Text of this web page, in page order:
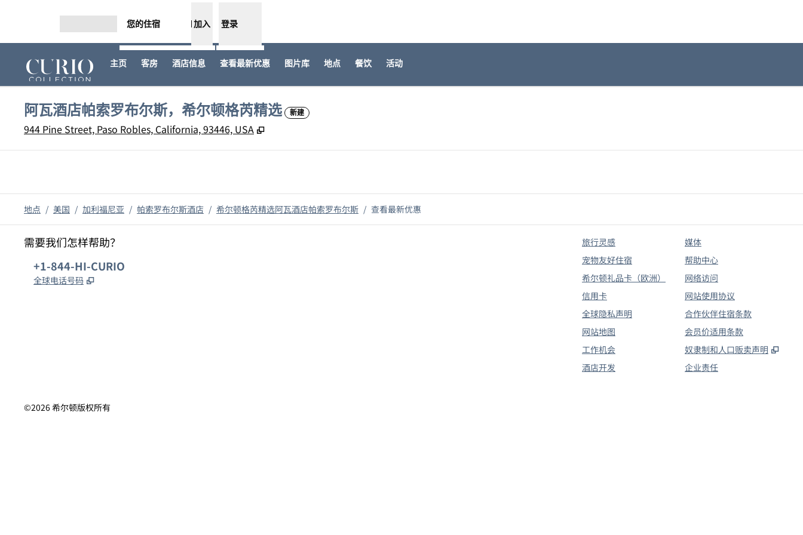
您的住宿 加入 登录
主页 客房 酒店信息 查看最新优惠​ 图片库 地点 餐饮 活动
阿瓦酒店帕索罗布尔斯，希尔顿格芮精选 新建
944 Pine Street, Paso Robles, California, 93446, USA ,
地点 / 美国 / 加利福尼亚 / 帕索罗布尔斯酒店 / 希尔顿格芮精选阿瓦酒店帕索罗布尔斯 / 查看最新优惠​
需要我们怎样帮助？
电话:
+1-844-HI-CURIO
全球电话号码 ,
旅行灵感
宠物友好住宿
希尔顿礼品卡（欧洲）
信用卡
全球隐私声明
网站地图
工作机会
酒店开发
媒体
帮助中心
网络访问
网站使用协议
合作伙伴住宿条款
会员价适用条款
奴隶制和人口贩卖声明
,
企业责任
©2026希尔顿版权所有